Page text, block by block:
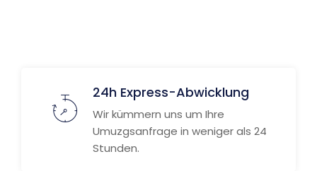
24h Express-Abwicklung
Wir kümmern uns um Ihre
Umuzgsanfrage in weniger als 24
Stunden.